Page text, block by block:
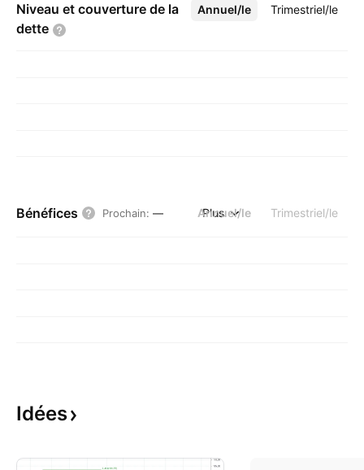
Niveau et couverture de la
dette
Annuel/le Trimestriel/le
Plus
Bénéfices Prochain: — Annuel/le Trimestriel/le
Plus
Idées